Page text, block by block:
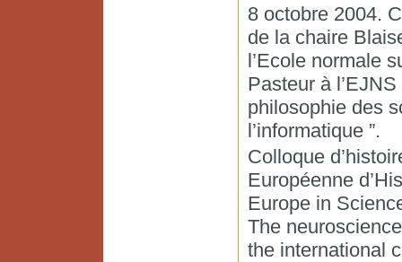
8 octobre 2004.
de la chaire
l’Ecole normale
Pasteur à
philosophie des
l’informatique ”.
Colloque
Européenne
Europe in
The
the international